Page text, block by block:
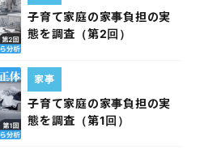
子育て家庭の家事負担の実
態を調査（第2回）
子育て家庭の家事負担の実
態を調査（第1回）
家事